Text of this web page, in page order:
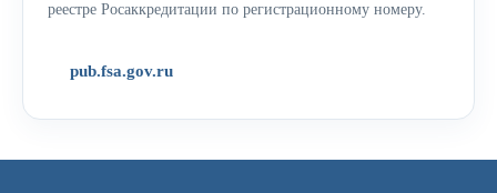
реестре Росаккредитации по регистрационному номеру.
pub.fsa.gov.ru